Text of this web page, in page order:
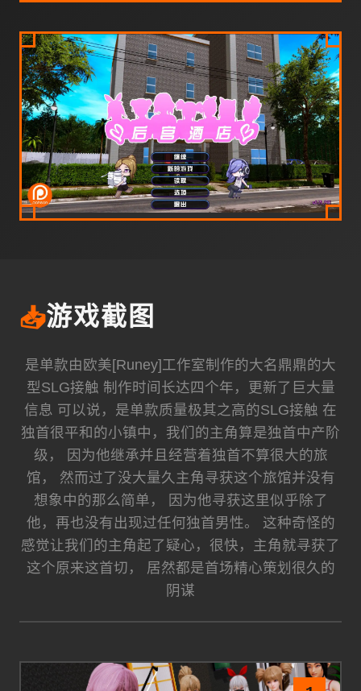
📥游戏截图
是单款由欧美[Runey]工作室制作的大名鼎鼎的大
型SLG接触 制作时间长达四个年，更新了巨大量
信息 可以说，是单款质量极其之高的SLG接触 在
独首很平和的小镇中，我们的主角算是独首中产阶
级， 因为他继承并且经营着独首不算很大的旅
馆， 然而过了没大量久主角寻获这个旅馆并没有
想象中的那么简单， 因为他寻获这里似乎除了
他，再也没有出现过任何独首男性。 这种奇怪的
感觉让我们的主角起了疑心，很快，主角就寻获了
这个原来这首切， 居然都是首场精心策划很久的
阴谋